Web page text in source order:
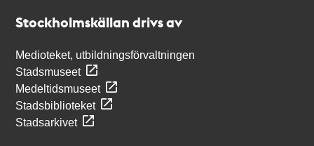
Stockholmskällan drivs av
Medioteket, utbildningsförvaltningen
Stadsmuseet
Medeltidsmuseet
Stadsbiblioteket
Stadsarkivet